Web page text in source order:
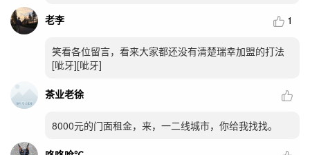
老李 1
笑看各位留言，看来大家都还没有清楚瑞幸加盟的打法
[呲牙][呲牙]
茶业老徐
8000元的门面租金，来，一二线城市，你给我找找。